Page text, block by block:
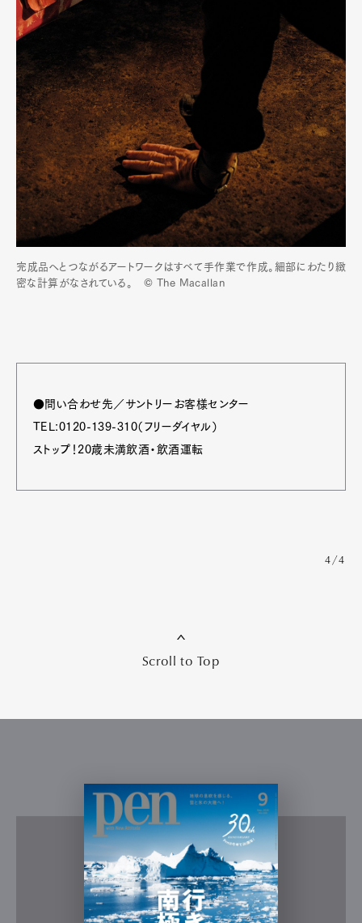
完成品へとつながるアートワークはすべて手作業で作成。細部にわたり緻
密な計算がなされている。 © The Macallan
●問い合わせ先／サントリーお客様センター
TEL:0120-139-310（フリーダイヤル）
ストップ！20歳未満飲酒・飲酒運転
4/4
Scroll to Top